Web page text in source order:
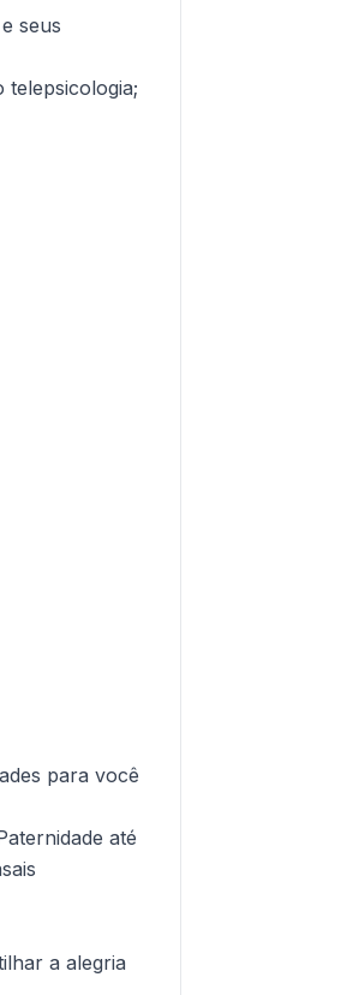
seus
telepsicologia;
para você
até
a alegria